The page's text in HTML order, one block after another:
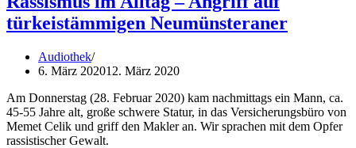
türkeistämmigen Neumünsteraner
Audiothek
6. März 202012. März 2020
Am Donnerstag (28. Februar 2020) kam nachmittags ein Mann, ca.
45-55 Jahre alt, große schwere Statur, in das Versicherungsbüro von
Memet Celik und griff den Makler an. Wir sprachen mit dem Opfer
rassistischer Gewalt.